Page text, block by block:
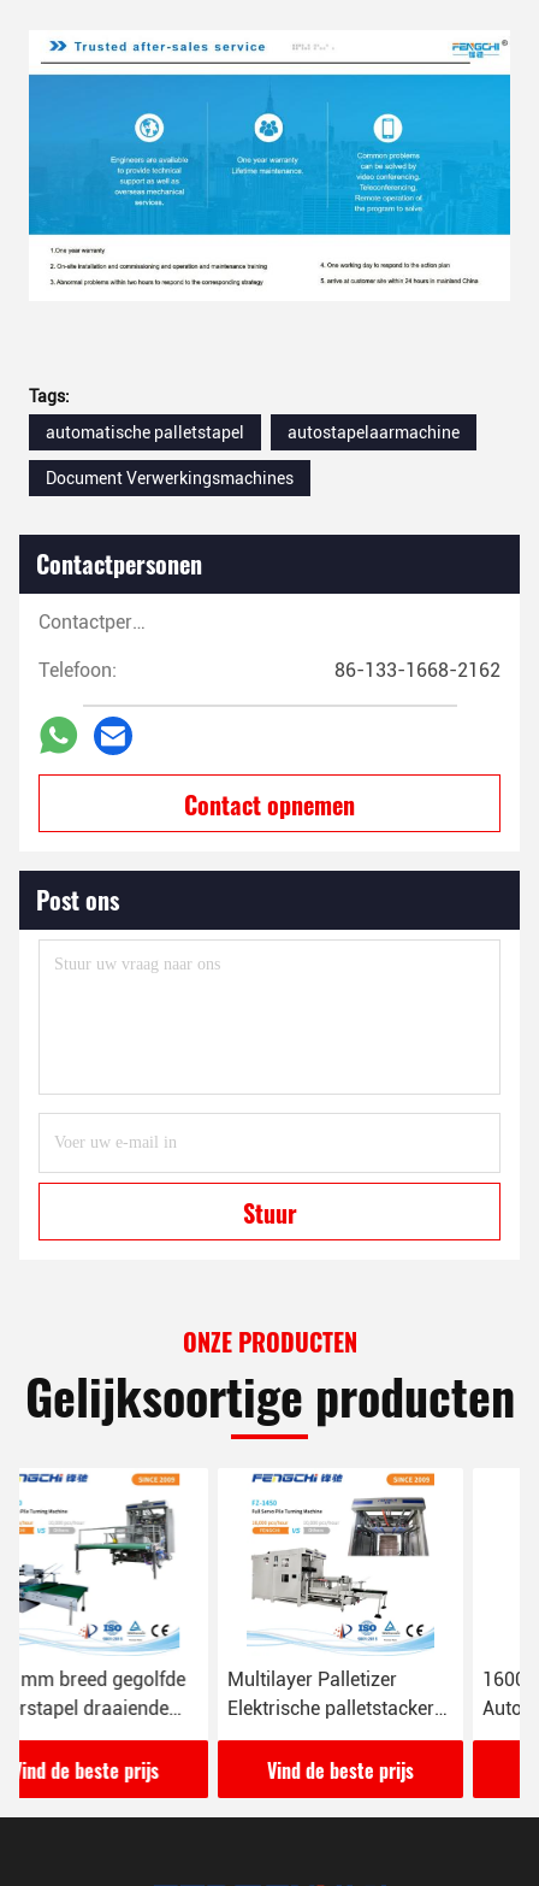
Tags:
automatische palletstapel
autostapelaarmachine
Document Verwerkingsmachines
Contactpersonen
Contactpersonen:
Telefoon: 86-133-1668-2162
Contact opnemen
Post ons
Stuur
ONZE PRODUCTEN
Gelijksoortige producten
Multilayer Palletizer
Elektrische palletstacker
Lijnverpakkingsmachine
voor papierplaten
Vind de beste prijs
16000 vellen/uur
Automatisch
verpakkingssysteem voor
kartonnen
verpakkingslijnen
Vind de beste prijs